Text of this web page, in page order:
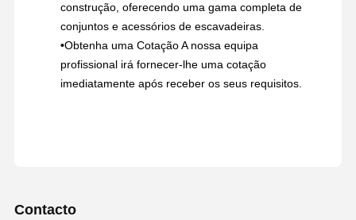
construção, oferecendo uma gama completa de
conjuntos e acessórios de escavadeiras.
•Obtenha uma Cotação A nossa equipa
profissional irá fornecer-lhe uma cotação
imediatamente após receber os seus requisitos.
Contacto